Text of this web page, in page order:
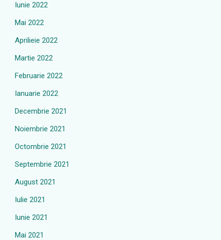
Iunie 2022
Mai 2022
Aprilieie 2022
Martie 2022
Februarie 2022
Ianuarie 2022
Decembrie 2021
Noiembrie 2021
Octombrie 2021
Septembrie 2021
August 2021
Iulie 2021
Iunie 2021
Mai 2021